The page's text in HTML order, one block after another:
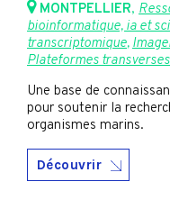
MONTPELLIER,
bioinformatique, ia et
transcriptomique,
Plateformes
Une base de
pour soutenir la
organismes marins.
Découvrir